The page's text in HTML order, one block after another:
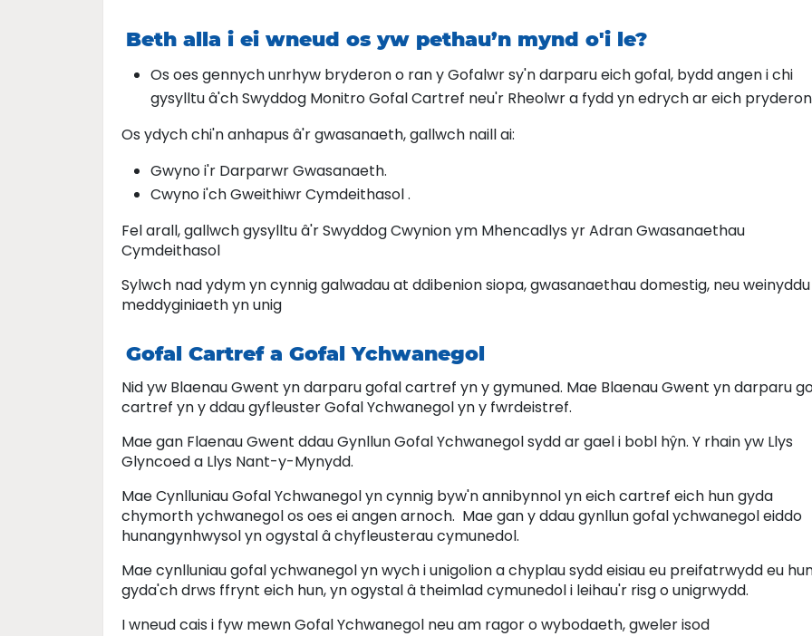
Beth alla i ei wneud os yw pethau’n mynd o'i le?
Os oes gennych unrhyw bryderon o ran y Gofalwr sy'n darparu eich gofal, bydd angen i chi
gysylltu â'ch Swyddog Monitro Gofal Cartref neu'r Rheolwr a fydd yn edrych ar eich
Os ydych chi'n anhapus â'r gwasanaeth, gallwch naill ai:
Gwyno i'r Darparwr Gwasanaeth.
Cwyno i'ch Gweithiwr Cymdeithasol .
Fel arall, gallwch gysylltu â'r Swyddog Cwynion ym Mhencadlys yr Adran Gwasanaethau
Cymdeithasol
Sylwch nad ydym yn cynnig galwadau at ddibenion siopa, gwasanaethau domestig, neu weinyddu
meddyginiaeth yn unig
Gofal Cartref a Gofal Ychwanegol
Nid yw Blaenau Gwent yn darparu gofal cartref yn y gymuned. Mae Blaenau Gwent yn darparu
cartref yn y ddau gyfleuster Gofal Ychwanegol yn y fwrdeistref.
Mae gan Flaenau Gwent ddau Gynllun Gofal Ychwanegol sydd ar gael i bobl hŷn. Y rhain yw Llys
Glyncoed a Llys Nant-y-Mynydd.
Mae Cynlluniau Gofal Ychwanegol yn cynnig byw'n annibynnol yn eich cartref eich hun gyda
chymorth ychwanegol os oes ei angen arnoch. Mae gan y ddau gynllun gofal ychwanegol eiddo
hunangynhwysol yn ogystal â chyfleusterau cymunedol.
Mae cynlluniau gofal ychwanegol yn wych i unigolion a chyplau sydd eisiau eu preifatrwydd eu
gyda'ch drws ffrynt eich hun, yn ogystal â theimlad cymunedol i leihau'r risg o unigrwydd.
I wneud cais i fyw mewn Gofal Ychwanegol neu am ragor o wybodaeth, gweler isod